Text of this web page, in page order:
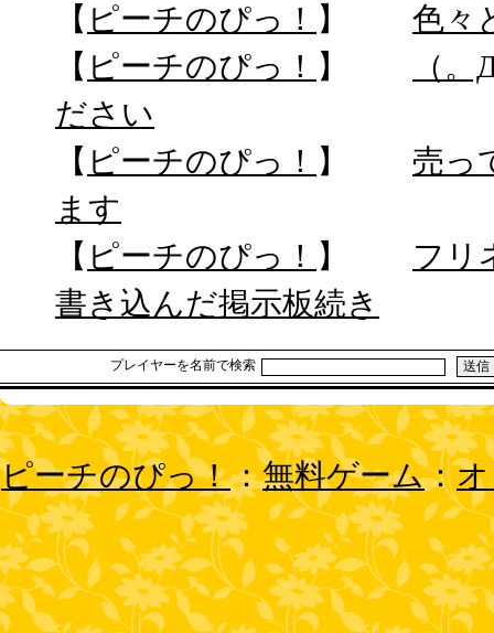
【 ピーチのぴっ！ 】 色々
【 ピーチのぴっ！ 】
（
ださい
【 ピーチのぴっ！ 】 売っ
ます
【 ピーチのぴっ！ 】 フリ
書き込んだ掲示板続き
プレイヤーを名前で検索
ピーチのぴっ！：無料ゲーム：